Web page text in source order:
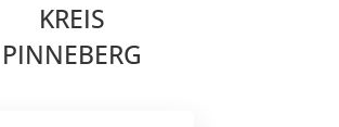
KREIS
PINNEBERG